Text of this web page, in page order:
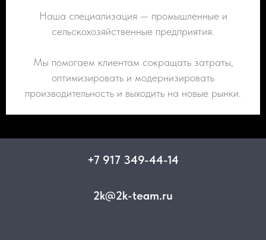
Наша специализация — промышленные и
сельскохозяйственные предприятия.
Мы помогаем клиентам сокращать затраты,
оптимизировать и модернизировать
производительность и выходить на новые рынки.
+7 917 349-44-14
2k@2k-team.ru